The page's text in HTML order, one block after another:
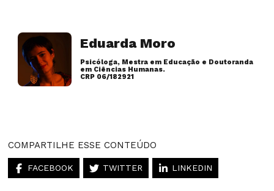
Eduarda Moro
Psicóloga, Mestra em Educação e Doutoranda
em Ciências Humanas.
CRP 06/182921
COMPARTILHE ESSE CONTEÚDO
FACEBOOK TWITTER LINKEDIN